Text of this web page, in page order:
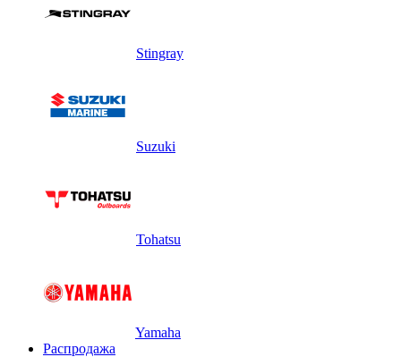
Stingray
Suzuki
Tohatsu
Yamaha
Распродажа